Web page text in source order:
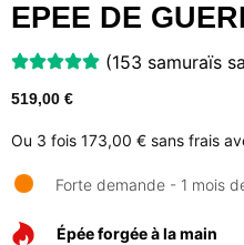
EPEE DE
(153 samuraïs
519,00 €
Ou 3 fois 173,00 € sans frais
Forte demande - 1 mois
Épée forgée à la main